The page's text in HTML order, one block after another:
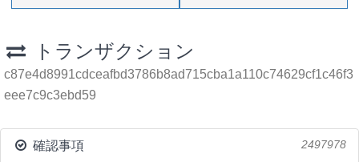
トランザクション
c87e4d8991cdceafbd3786b8ad715cba1a110c74629cf1c46f3
eee7c9c3ebd59
確認事項 2497978